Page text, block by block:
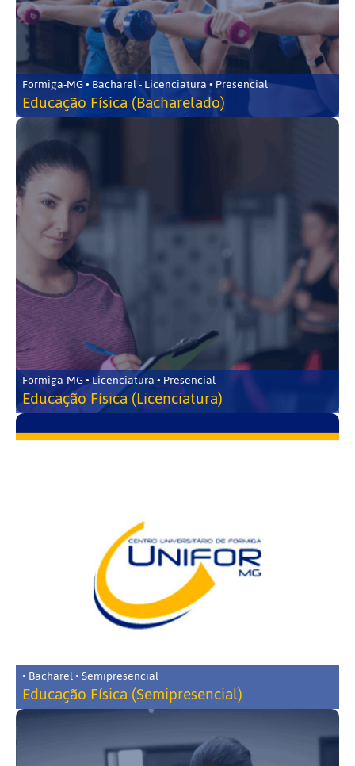
Formiga-MG • Bacharel - Licenciatura • Presencial
Educação Física (Bacharelado)
Formiga-MG • Licenciatura • Presencial
Educação Física (Licenciatura)
• Bacharel • Semipresencial
Educação Física (Semipresencial)